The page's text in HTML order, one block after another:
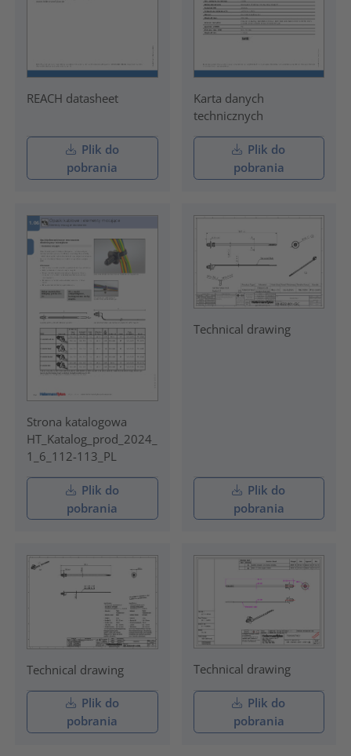
REACH datasheet
Plik do
pobrania
Karta danych
technicznych
Plik do
pobrania
Strona katalogowa
HT_Katalog_prod_2024_
1_6_112-113_PL
Plik do
pobrania
Technical drawing
Plik do
pobrania
Technical drawing
Plik do
pobrania
Technical drawing
Plik do
pobrania